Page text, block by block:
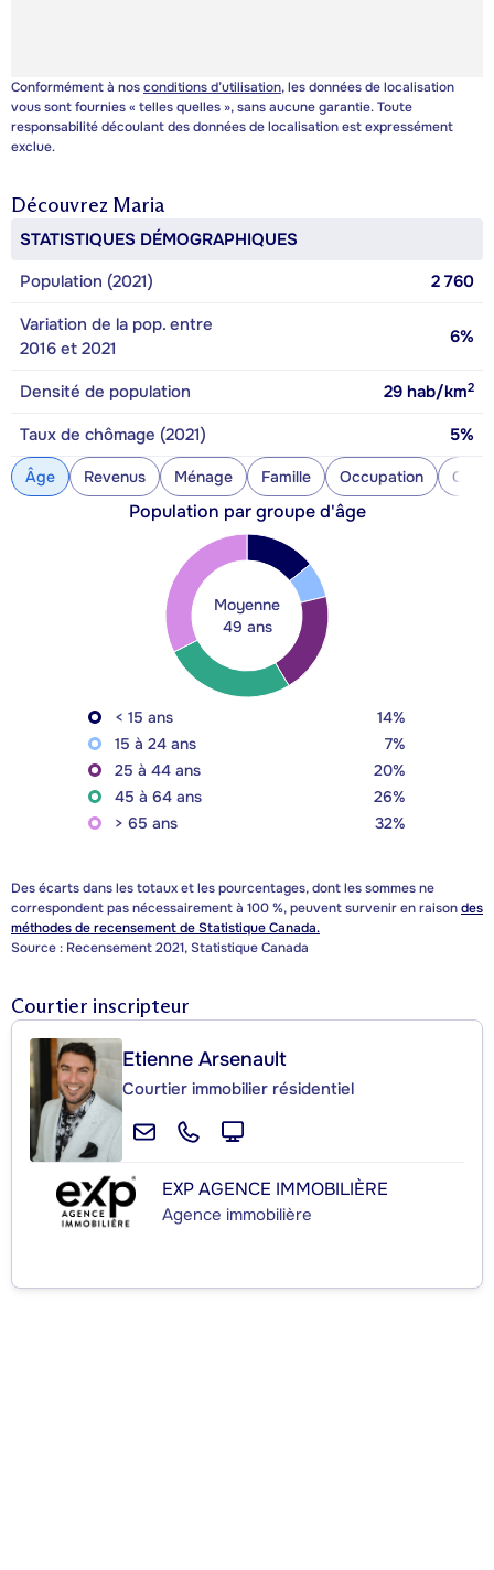
Conformément à nosconditions d’utilisation, les données de localisation
vous sont fournies « telles quelles », sans aucune garantie. Toute
responsabilité découlant des données de localisation est expressément
exclue.
Découvrez Maria
STATISTIQUES DÉMOGRAPHIQUES
Population (2021)
2 760
Variation de la pop. entre
2016 et 2021
6%
Densité de population 29 hab/km2
Taux de chômage (2021) 5%
Âge Revenus Ménage Famille Occupation
Population par groupe d'âge
Moyenne
49 ans
< 15 ans
14%
15 à 24 ans
7%
25 à 44 ans
20%
45 à 64 ans
26%
> 65 ans
32%
Des écarts dans les totaux et les pourcentages, dont les sommes ne
correspondent pas nécessairement à 100 %, peuvent survenir en raisondes
méthodes de recensement de Statistique Canada.
Source : Recensement 2021, Statistique Canada
Courtier inscripteur
Etienne Arsenault
Courtier immobilier résidentiel
EXP AGENCE IMMOBILIÈRE
Agence immobilière